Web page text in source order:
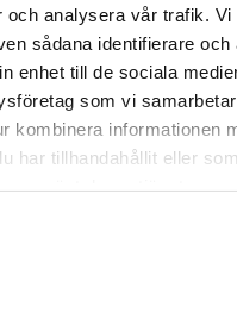
och analysera vår trafik. Vi
sådana identifierare och
enhet till de sociala
som vi samarbetar
kombinera informationen
har tillhandahållit eller